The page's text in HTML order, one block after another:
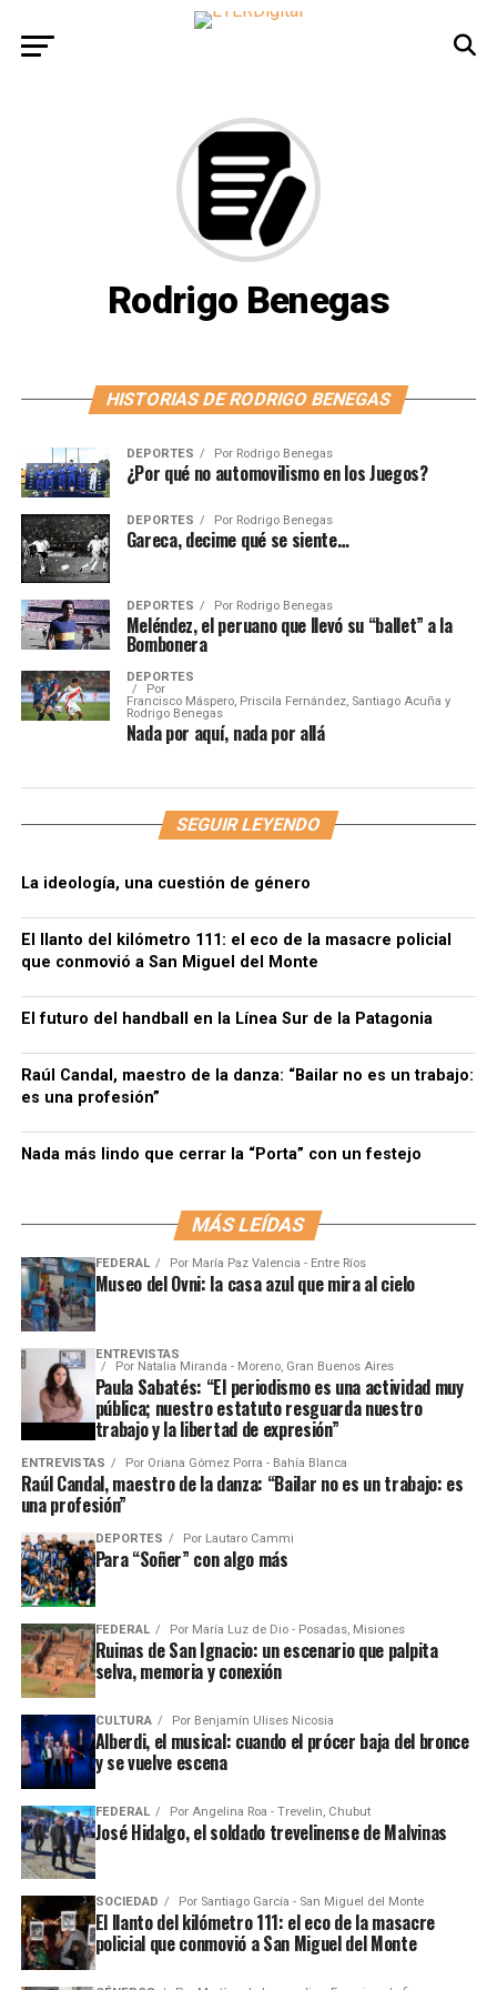
Rodrigo Benegas
HISTORIAS DE RODRIGO BENEGAS
DEPORTES Por Rodrigo Benegas
¿Por qué no automovilismo en los Juegos?
DEPORTES Por Rodrigo Benegas
Gareca, decime qué se siente…
DEPORTES Por Rodrigo Benegas
Meléndez, el peruano que llevó su “ballet” a la
Bombonera
DEPORTES
Por
Francisco Máspero, Priscila Fernández, Santiago Acuña y
Rodrigo Benegas
Nada por aquí, nada por allá
SEGUIR LEYENDO
La ideología, una cuestión de género
El llanto del kilómetro 111: el eco de la masacre policial
que conmovió a San Miguel del Monte
El futuro del handball en la Línea Sur de la Patagonia
Raúl Candal, maestro de la danza: “Bailar no es un trabajo:
es una profesión”
Nada más lindo que cerrar la “Porta” con un festejo
MÁS LEÍDAS
FEDERAL Por María Paz Valencia - Entre Ríos
Museo del Ovni: la casa azul que mira al cielo
ENTREVISTAS
Por Natalia Miranda - Moreno, Gran Buenos Aires
Paula Sabatés: “El periodismo es una actividad muy
pública; nuestro estatuto resguarda nuestro
trabajo y la libertad de expresión”
ENTREVISTAS Por Oriana Gómez Porra - Bahía Blanca
Raúl Candal, maestro de la danza: “Bailar no es un trabajo: es
una profesión”
DEPORTES Por Lautaro Cammi
Para “Soñer” con algo más
FEDERAL Por María Luz de Dio - Posadas, Misiones
Ruinas de San Ignacio: un escenario que palpita
selva, memoria y conexión
CULTURA Por Benjamín Ulises Nicosia
Alberdi, el musical: cuando el prócer baja del bronce
y se vuelve escena
FEDERAL Por Angelina Roa - Trevelin, Chubut
José Hidalgo, el soldado trevelinense de Malvinas
SOCIEDAD Por Santiago García - San Miguel del Monte
El llanto del kilómetro 111: el eco de la masacre
policial que conmovió a San Miguel del Monte